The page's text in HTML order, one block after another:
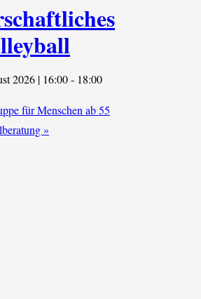
2026 | 16:00- 18:00
für Menschen ab 55
»